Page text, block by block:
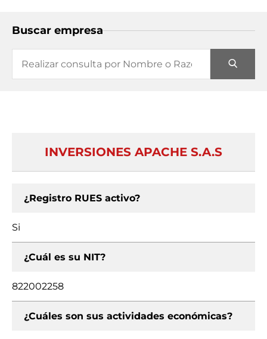
Buscar empresa
INVERSIONES APACHE S.A.S
¿Registro RUES activo?
Si
¿Cuál es su NIT?
822002258
¿Cuáles son sus actividades económicas?